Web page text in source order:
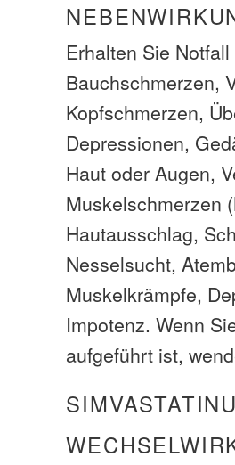
Erhalten Sie
Bauchschmerzen,
Kopfschmerzen,
Depressionen,
Haut oder Augen,
Muskelschmerzen
Hautausschlag,
Nesselsucht,
Muskelkrämpfe,
Impotenz. Wenn
aufgeführt ist,